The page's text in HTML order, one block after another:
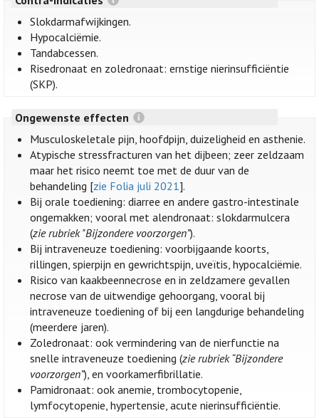
Slokdarmafwijkingen.
Hypocalciëmie.
Tandabcessen.
Risedronaat en zoledronaat: ernstige nierinsufficiëntie
(SKP).
Ongewenste effecten
Musculoskeletale pijn, hoofdpijn, duizeligheid en asthenie.
Atypische stressfracturen van het dijbeen; zeer zeldzaam
maar het risico neemt toe met de duur van de
behandeling [zie Folia juli 2021].
Bij orale toediening: diarree en andere gastro-intestinale
ongemakken; vooral met alendronaat: slokdarmulcera
(zie rubriek "Bijzondere voorzorgen”).
Bij intraveneuze toediening: voorbijgaande koorts,
rillingen, spierpijn en gewrichtspijn, uveïtis, hypocalciëmie.
Risico van kaakbeennecrose en in zeldzamere gevallen
necrose van de uitwendige gehoorgang, vooral bij
intraveneuze toediening of bij een langdurige behandeling
(meerdere jaren).
Zoledronaat: ook vermindering van de nierfunctie na
snelle intraveneuze toediening (zie rubriek “Bijzondere
voorzorgen”), en voorkamerfibrillatie.
Pamidronaat: ook anemie, trombocytopenie,
lymfocytopenie, hypertensie, acute nierinsufficiëntie.